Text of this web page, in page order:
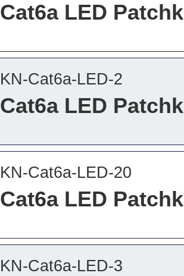
Cat6a LED
KN-Cat6a-LED-2
Cat6a LED
KN-Cat6a-LED-20
Cat6a LED
KN-Cat6a-LED-3